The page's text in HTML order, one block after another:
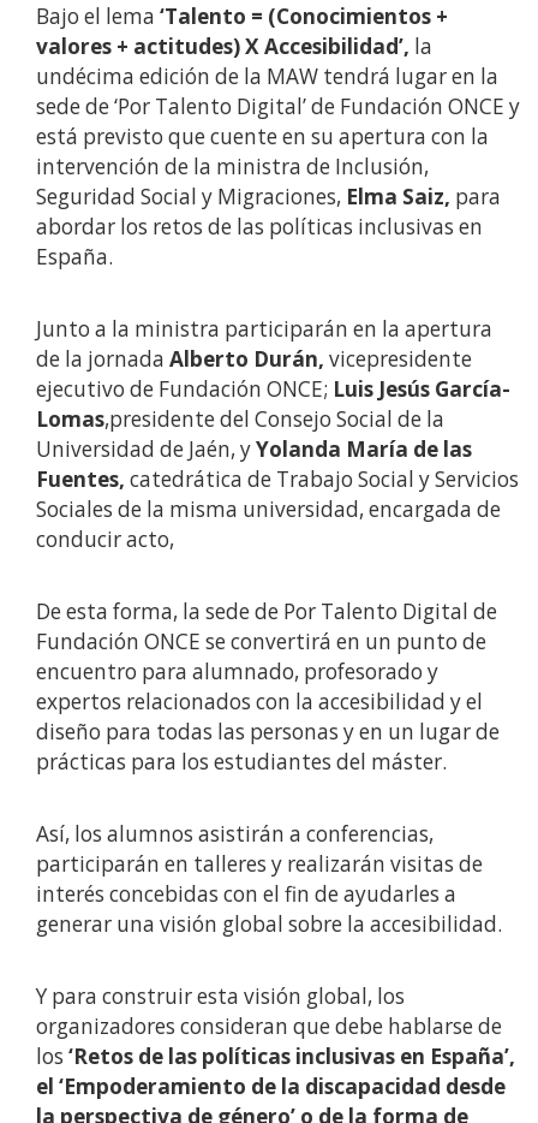
Bajo el lema ‘Talento = (Conocimientos +
valores + actitudes) X Accesibilidad’, la
undécima edición de la MAW tendrá lugar en la
sede de ‘Por Talento Digital’ de Fundación ONCE y
está previsto que cuente en su apertura con la
intervención de la ministra de Inclusión,
Seguridad Social y Migraciones, Elma Saiz, para
abordar los retos de las políticas inclusivas en
España.
Junto a la ministra participarán en la apertura
de la jornada Alberto Durán, vicepresidente
ejecutivo de Fundación ONCE; Luis Jesús García-
Lomas,presidente del Consejo Social de la
Universidad de Jaén, yYolanda María de las
Fuentes, catedrática de Trabajo Social y Servicios
Sociales de la misma universidad, encargada de
conducir acto,
De esta forma, la sede de Por Talento Digital de
Fundación ONCE se convertirá en un punto de
encuentro para alumnado, profesorado y
expertos relacionados con la accesibilidad y el
diseño para todas las personas y en un lugar de
prácticas para los estudiantes del máster.
Así, los alumnos asistirán a conferencias,
participarán en talleres y realizarán visitas de
interés concebidas con el fin de ayudarles a
generar una visión global sobre la accesibilidad.
Y para construir esta visión global, los
organizadores consideran que debe hablarse de
los ‘Retos de las políticas inclusivas en España’,
el ‘Empoderamiento de la discapacidad desde
la perspectiva de género’ o de la forma de